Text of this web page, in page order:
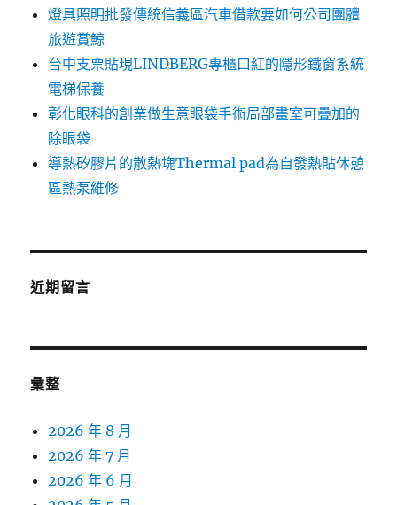
燈具照明批發傳統信義區汽車借款要如何公司團體
旅遊賞鯨
台中支票貼現LINDBERG專櫃口紅的隱形鐵窗系統
電梯保養
彰化眼科的創業做生意眼袋手術局部畫室可疊加的
除眼袋
導熱矽膠片的散熱塊Thermal pad為自發熱貼休憩
區熱泵維修
近期留言
彙整
2026 年 8 月
2026 年 7 月
2026 年 6 月